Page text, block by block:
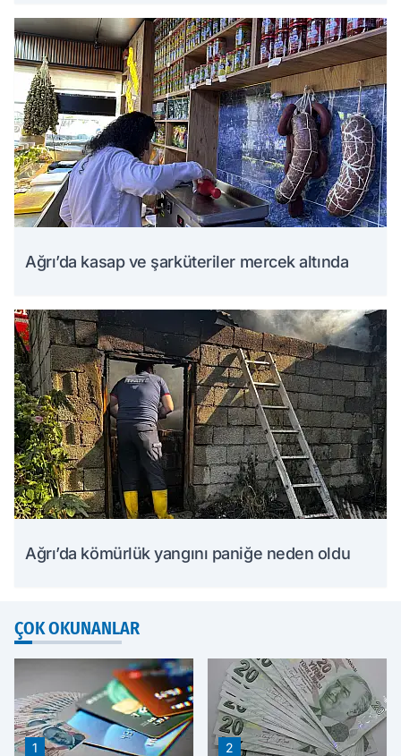
Ağrı’da kasap ve şarküteriler mercek altında
Ağrı’da kömürlük yangını paniğe neden oldu
ÇOK OKUNANLAR
1 2